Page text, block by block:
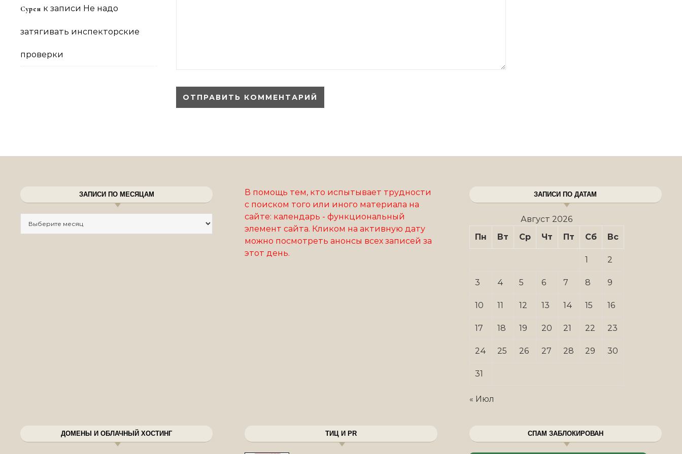
Сурен к записи Не надо
затягивать инспекторские
проверки
ЗАПИСИ ПО МЕСЯЦАМ
В помощь тем, кто испытывает трудности
с поиском того или иного материала на
сайте: календарь - функциональный
элемент сайта. Кликом на активную дату
можно посмотреть анонсы всех записей за
этот день.
ЗАПИСИ ПО ДАТАМ
Август 2026
Пн
Вт Ср Чт Пт Сб Вс
1 2
3 4 5 6 7 8 9
10 11 12 13 14 15 16
17 18 19 20 21 22 23
24 25 26 27 28 29 30
31
« Июл
ДОМЕНЫ И ОБЛАЧНЫЙ ХОСТИНГ ТИЦ И PR СПАМ ЗАБЛОКИРОВАН